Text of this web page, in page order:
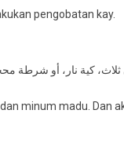
pengobatan kay.
ثلاث، كية نار، أو شرطة
minum madu. Dan